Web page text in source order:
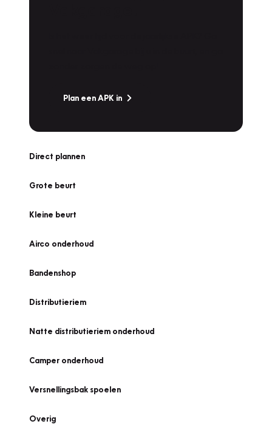
Plan een APK in
Direct plannen
Grote beurt
Kleine beurt
Airco onderhoud
Bandenshop
Distributieriem
Natte distributieriem onderhoud
Camper onderhoud
Versnellingsbak spoelen
Overig